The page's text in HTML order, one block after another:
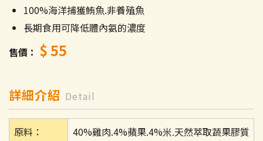
100%海洋捕獲鮪魚.非養殖魚
長期食用可降低體內氨的濃度
售價
$ 55
詳細介紹 Detail
原料：
40%雞肉.4%蘋果.4%米.天然萃取蔬果膠質